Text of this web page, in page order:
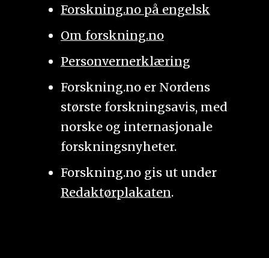
Forskning.no på engelsk
Om forskning.no
Personvernerklæring
Forskning.no er Nordens
største forskningsavis, med
norske og internasjonale
forskningsnyheter.
Forskning.no gis ut under
Redaktørplakaten.